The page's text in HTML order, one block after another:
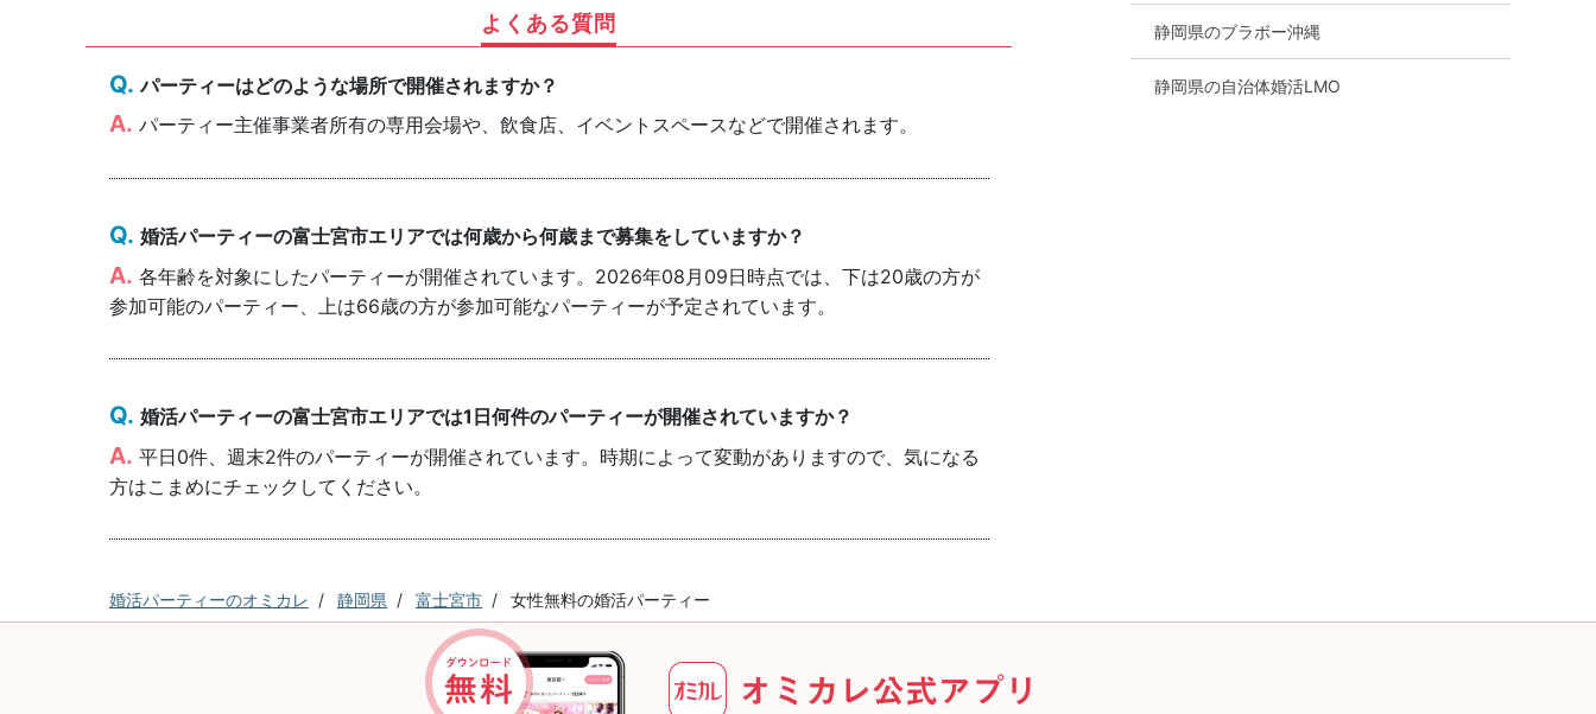
よくある質問
パーティーはどのような場所で開催されますか？
パーティー主催事業者所有の専用会場や、飲食店、イベントスペースなどで開催されます。
婚活パーティーの富士宮市エリアでは何歳から何歳まで募集をしていますか？
各年齢を対象にしたパーティーが開催されています。2026年08月09日時点では、下は20歳の方が
参加可能のパーティー、上は66歳の方が参加可能なパーティーが予定されています。
婚活パーティーの富士宮市エリアでは1日何件のパーティーが開催されていますか？
平日0件、週末2件のパーティーが開催されています。時期によって変動がありますので、気になる
方はこまめにチェックしてください。
静岡県のブラボー沖縄
静岡県の自治体婚活LMO
婚活パーティーのオミカレ 静岡県 富士宮市 女性無料の婚活パーティー